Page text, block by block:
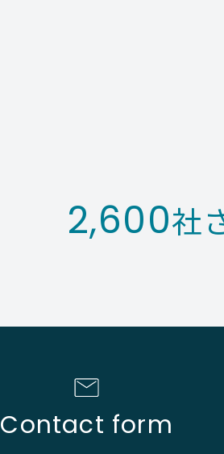
2,600社
Contact form